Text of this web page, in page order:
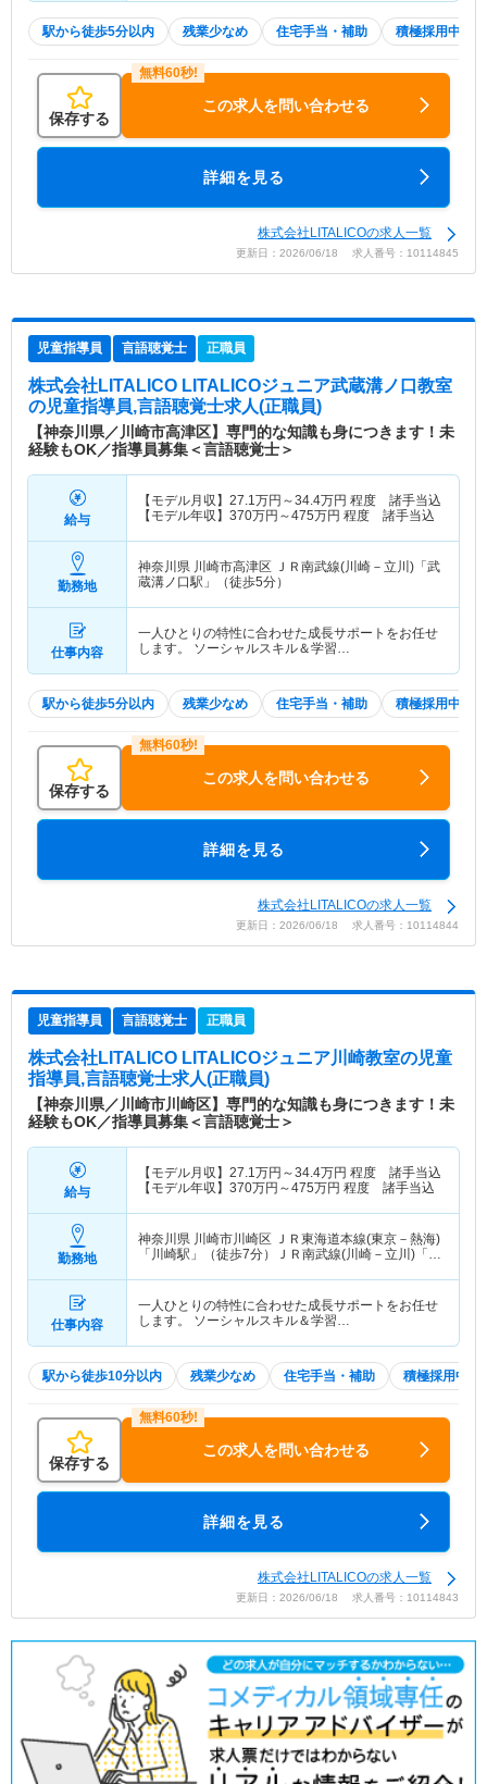
駅から徒歩5分以内 残業少なめ 住宅手当・補助 積極採用中
保存する
この求人を問い合わせる
詳細を見る
株式会社LITALICOの求人一覧
更新日：2026/06/18 求人番号：10114845
児童指導員 言語聴覚士 正職員
株式会社LITALICO LITALICOジュニア武蔵溝ノ口教室
の児童指導員,言語聴覚士求人(正職員)
【神奈川県／川崎市高津区】専門的な知識も身につきます！未
経験もOK／指導員募集＜言語聴覚士＞
給与
【モデル月収】 27.1万円～34.4万円 程度 諸手当込
【モデル年収】 370万円～475万円 程度 諸手当込
勤務地
神奈川県 川崎市高津区 ＪＲ南武線(川崎－立川)「武
蔵溝ノ口駅」（徒歩5分）
仕事内容
一人ひとりの特性に合わせた成長サポートをお任せ
します。 ソーシャルスキル＆学習…
駅から徒歩5分以内 残業少なめ 住宅手当・補助 積極採用中
保存する
この求人を問い合わせる
詳細を見る
株式会社LITALICOの求人一覧
更新日：2026/06/18 求人番号：10114844
児童指導員 言語聴覚士 正職員
株式会社LITALICO LITALICOジュニア川崎教室の児童
指導員,言語聴覚士求人(正職員)
【神奈川県／川崎市川崎区】専門的な知識も身につきます！未
経験もOK／指導員募集＜言語聴覚士＞
給与
【モデル月収】 27.1万円～34.4万円 程度 諸手当込
【モデル年収】 370万円～475万円 程度 諸手当込
勤務地
神奈川県 川崎市川崎区 ＪＲ東海道本線(東京－熱海)
「川崎駅」（徒歩7分）ＪＲ南武線(川崎－立川)「川
仕事内容
一人ひとりの特性に合わせた成長サポートをお任せ
します。 ソーシャルスキル＆学習…
駅から徒歩10分以内 残業少なめ 住宅手当・補助 積極採用中
保存する
この求人を問い合わせる
詳細を見る
株式会社LITALICOの求人一覧
更新日：2026/06/18 求人番号：10114843